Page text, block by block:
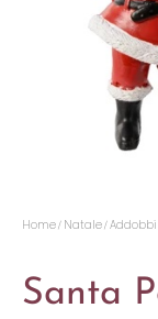
Home/ Natale/
Santa